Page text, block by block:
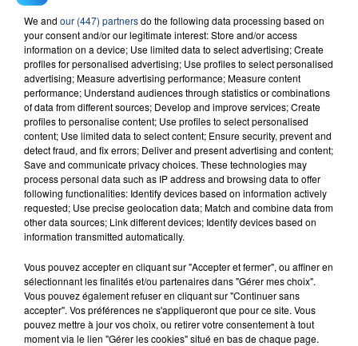
FIL D'ACTU
23 juillet 2026
INCENDIE MORTEL À LENS : UNE FEMME ET
SON BÉBÉ ENTRE LA VIE ET LA...
Un homme s'est immolé par le feu après avoir
aspergé sa compagne et leur bébé de trois mois
d'un liquide inflammable.
We and our (447) partnersdo the following data processing based on
your consent and/or our legitimate interest: Store and/or access
information on a device; Use limited data to select advertising; Create
profiles for personalised advertising; Use profiles to select personalised
advertising; Measure advertising performance; Measure content
performance; Understand audiences through statistics or combinations
of data from different sources; Develop and improve services; Create
profiles to personalise content; Use profiles to select personalised
content; Use limited data to select content; Ensure security, prevent and
detect fraud, and fix errors; Deliver and present advertising and content;
Save and communicate privacy choices. These technologies may
process personal data such as IP address and browsing data to offer
following functionalities: Identify devices based on information actively
requested; Use precise geolocation data; Match and combine data from
other data sources; Link different devices; Identify devices based on
information transmitted automatically.
Vous pouvez accepter en cliquant sur "Accepter et fermer", ou affiner en
sélectionnant les finalités et/ou partenaires dans "Gérer mes choix".
Vous pouvez également refuser en cliquant sur "Continuer sans
accepter". Vos préférences ne s'appliqueront que pour ce site. Vous
pouvez mettre à jour vos choix, ou retirer votre consentement à tout
moment via le lien "Gérer les cookies" situé en bas de chaque page.